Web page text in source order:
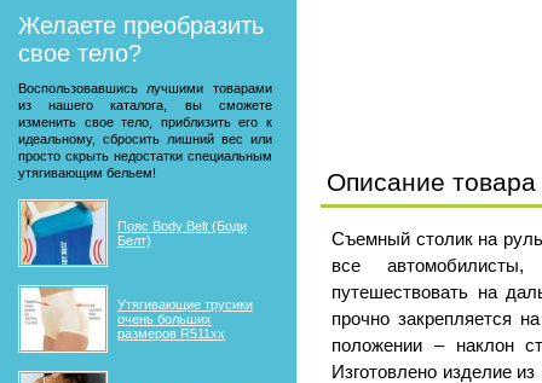
Желаете преобразить
свое тело?
Воспользовавшись лучшими товарами
из нашего каталога, вы сможете
изменить свое тело, приблизить его к
идеальному, сбросить лишний вес или
просто скрыть недостатки специальным
утягивающим бельем!
Пояс Body Belt (Боди
Белт)
Утягивающие трусики
очень больших
размеров R511xx
Описание товара
Съемный столик на
все
путешествовать на
прочно закрепляется
положении – наклон
Изготовлено изделие